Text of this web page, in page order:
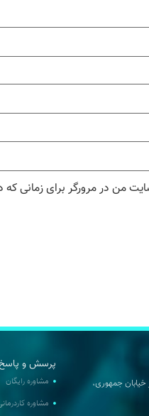
من در مرورگر برای زمانی
خیابان جمهوری،
پرسش و
مشاوره رایگان
مشاوره